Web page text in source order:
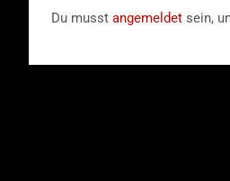
Du musst angemeldet sein,